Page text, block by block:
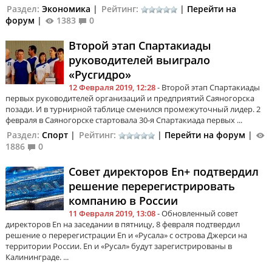
Раздел: Экономика | Рейтинг: | Перейти на
форум | 1383 0
Второй этап Спартакиады
руководителей выиграло
«Русгидро»
12 Февраля 2019, 12:28- Второй этап Спартакиады
первых руководителей организаций и предприятий Саяногорска
позади. И в турнирной таблице сменился промежуточный лидер. 2
февраля в Саяногорске стартовала 30-я Спартакиада первых ...
Раздел: Спорт | Рейтинг: | Перейти на форум |
1886
0
Совет директоров En+ подтвердил
решение перерегистрировать
компанию в России
11 Февраля 2019, 13:08- Обновленный совет
директоров En на заседании в пятницу, 8 февраля подтвердил
решение о перерегистрации En и «Русала» с острова Джерси на
территории России. En и «Русал» будут зарегистрированы в
Калининграде. ...